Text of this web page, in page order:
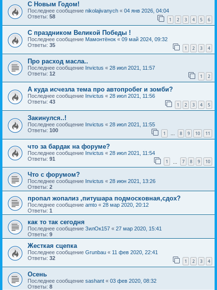
C Новым Годом!
Последнее сообщение nikolajivanych « 04 янв 2026, 04:04
Ответы: 58 1 2 3 4 5 6
С праздником Великой Победы !
Последнее сообщение Мамонтёнок « 09 май 2024, 09:32
Ответы: 35 1 2 3 4
Про расход масла..
Последнее сообщение Invictus « 28 июл 2021, 11:57
Ответы: 12 1 2
А куда исчезла тема про автопробег и зомби?
Последнее сообщение Invictus « 28 июл 2021, 11:56
Ответы: 43 1 2 3 4 5
Закинулся..!
Последнее сообщение Invictus « 28 июл 2021, 11:55
Ответы: 100 1 … 8 9 10 11
что за бардак на форуме?
Последнее сообщение Invictus « 28 июл 2021, 11:54
Ответы: 91 1 7 8 9 10
Что с форумом?
Последнее сообщение Invictus « 28 июн 2021, 13:26
Ответы: 2
пропал жопализ ,питушара подмосковная,сдох?
Последнее сообщение amto « 28 мар 2020, 20:12
Ответы: 1
как то так сегодня
Последнее сообщение ЗилОк157 « 27 мар 2020, 15:41
Ответы: 9
Жесткая сцепка
Последнее сообщение Grunbau « 11 фев 2020, 22:41
Ответы: 32 1 2 3 4
Осень
Последнее сообщение sashant « 03 фев 2020, 08:32
Ответы: 8